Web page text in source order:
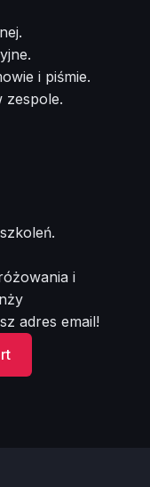
i piśmie.
zespole.
i
adres email!